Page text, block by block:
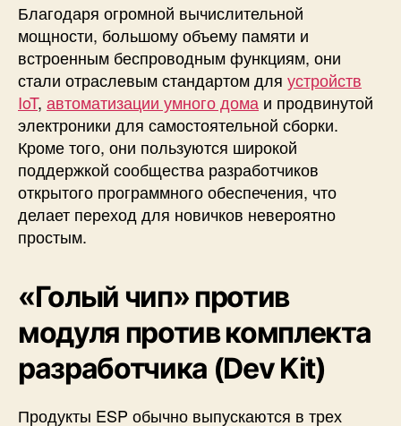
S
3
с
п
м
о
щ
ь
ю
E
I
D
F
у
о
Благодаря огромной вычислительной
мощности, большому объему памяти и
встроенным беспроводным функциям, они
стали отраслевым стандартом для устройств
IoT, автоматизации умного дома и продвинутой
электроники для самостоятельной сборки.
Кроме того, они пользуются широкой
поддержкой сообщества разработчиков
открытого программного обеспечения, что
делает переход для новичков невероятно
простым.
«Голый чип» против
модуля против комплекта
разработчика (Dev Kit)
Продукты ESP обычно выпускаются в трех